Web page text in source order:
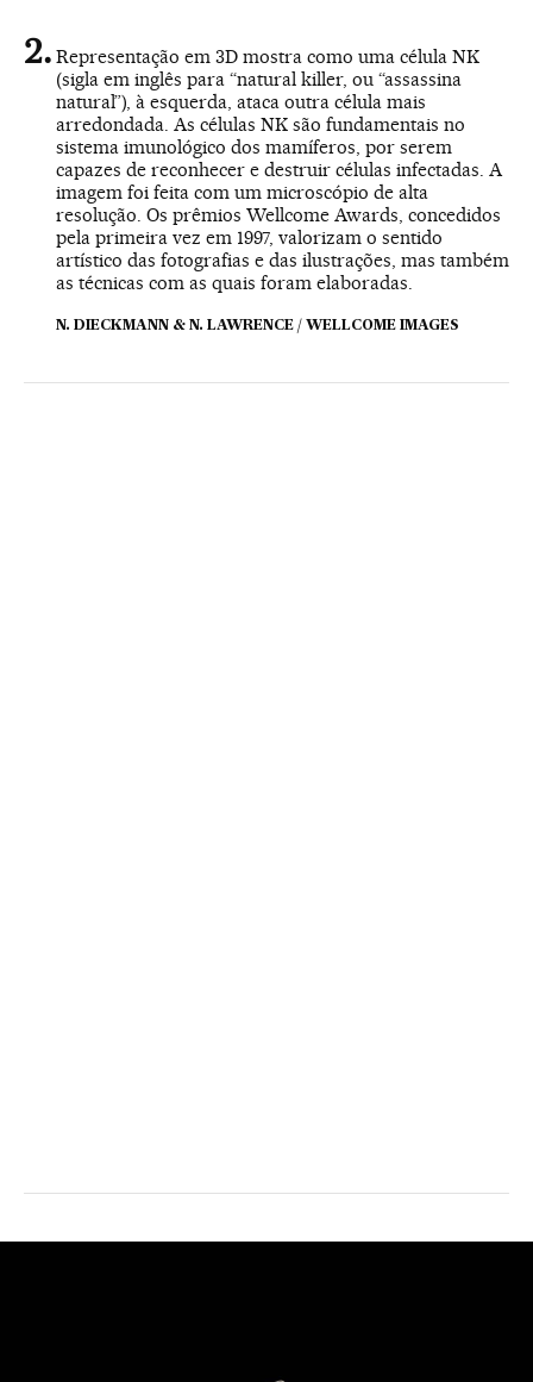
Representação em 3D mostra como uma célula NK
(sigla em inglês para “natural killer, ou “assassina
natural”), à esquerda, ataca outra célula mais
arredondada. As células NK são fundamentais no
sistema imunológico dos mamíferos, por serem
capazes de reconhecer e destruir células infectadas. A
imagem foi feita com um microscópio de alta
resolução. Os prêmios Wellcome Awards, concedidos
pela primeira vez em 1997, valorizam o sentido
artístico das fotografias e das ilustrações, mas também
as técnicas com as quais foram elaboradas.
N. DIECKMANN & N. LAWRENCE / WELLCOME IMAGES